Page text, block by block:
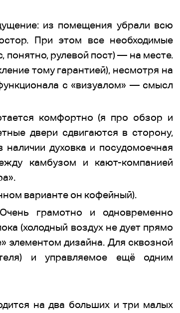
из помещения убрали всю
При этом все необходимые
рулевой пост) — на месте.
тому гарантией), несмотря на
с «визуалом» — смысл
комфортно (я про обзор и
двери сдвигаются в сторону,
духовка и посудомоечная
камбузом и кают-компанией
варианте он кофейный).
грамотно и одновременно
(холодный воздух не дует прямо
элементом дизайна. Для сквозной
и управляемое ещё одним
на два больших и три малых